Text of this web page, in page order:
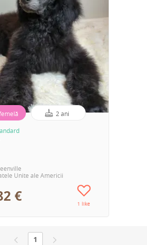
2 ani
Unite ale Americii
€ 1 like
1